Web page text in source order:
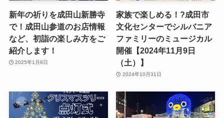
新年の祈りを成田山新勝寺
で！成田山参道のお店情報
など、初詣の楽しみ方をご
紹介します！
2025年1月8日
家族で楽しめる！?成田市
文化センターでシルバニア
ファミリーのミュージカル
開催【2024年11月9日
（土）】
2024年10月31日